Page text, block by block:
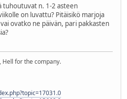
tuhoutuvat n. 1-2 asteen
on luvattu? Pitäisikö marjoja
ovatko ne päivän, pari pakkasten
Hell for the company.